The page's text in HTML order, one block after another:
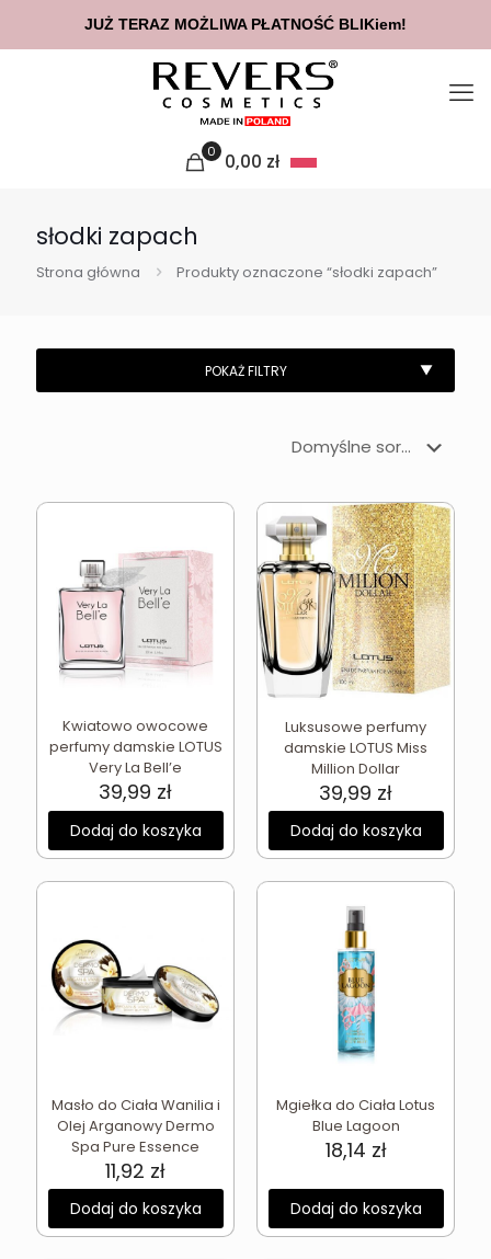
0 0,00 zł
słodki zapach
Strona główna Produkty oznaczone “słodki zapach”
Kwiatowo owocowe
perfumy damskie LOTUS
Very La Bell’e
39,99 zł
Dodaj do koszyka
Luksusowe perfumy
damskie LOTUS Miss
Million Dollar
39,99 zł
Dodaj do koszyka
Masło do Ciała Wanilia i
Olej Arganowy Dermo
Spa Pure Essence
11,92 zł
Dodaj do koszyka
Mgiełka do Ciała Lotus
Blue Lagoon
18,14 zł
Dodaj do koszyka
JUŻ TERAZ MOŻLIWA PŁATNOŚĆ BLIKiem!